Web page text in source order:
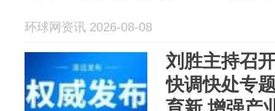
环球网资讯 2026-08-08
刘胜主持召
快调快处专